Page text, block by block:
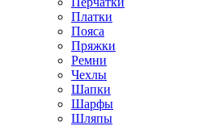
Платки
Пояса
Пряжки
Ремни
Чехлы
Шапки
Шарфы
Шляпы